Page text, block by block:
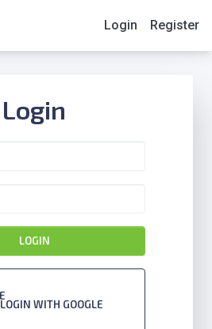
Login Register
Login
LOGIN
LOGIN WITH GOOGLE